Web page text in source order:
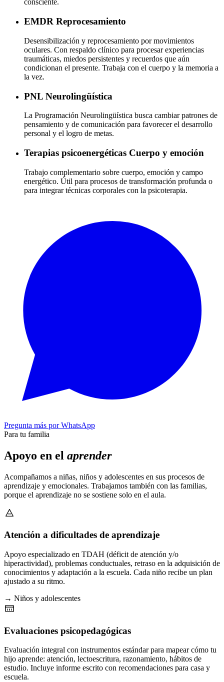
consciente.
EMDR Reprocesamiento
Desensibilización y reprocesamiento por movimientos
oculares. Con respaldo clínico para procesar experiencias
traumáticas, miedos persistentes y recuerdos que aún
condicionan el presente. Trabaja con el cuerpo y la memoria a
la vez.
PNL Neurolingüística
La Programación Neurolingüística busca cambiar patrones de
pensamiento y de comunicación para favorecer el desarrollo
personal y el logro de metas.
Terapias psicoenergéticas Cuerpo y emoción
Trabajo complementario sobre cuerpo, emoción y campo
energético. Útil para procesos de transformación profunda o
para integrar técnicas corporales con la psicoterapia.
Pregunta más por WhatsApp
Para tu familia
Apoyo en el aprender
Acompañamos a niñas, niños y adolescentes en sus procesos de
aprendizaje y emocionales. Trabajamos también con las familias,
porque el aprendizaje no se sostiene solo en el aula.
Atención a dificultades de aprendizaje
Apoyo especializado en TDAH (déficit de atención y/o
hiperactividad), problemas conductuales, retraso en la adquisición de
conocimientos y adaptación a la escuela. Cada niño recibe un plan
ajustado a su ritmo.
→ Niños y adolescentes
Evaluaciones psicopedagógicas
Evaluación integral con instrumentos estándar para mapear cómo tu
hijo aprende: atención, lectoescritura, razonamiento, hábitos de
estudio. Incluye informe escrito con recomendaciones para casa y
escuela.